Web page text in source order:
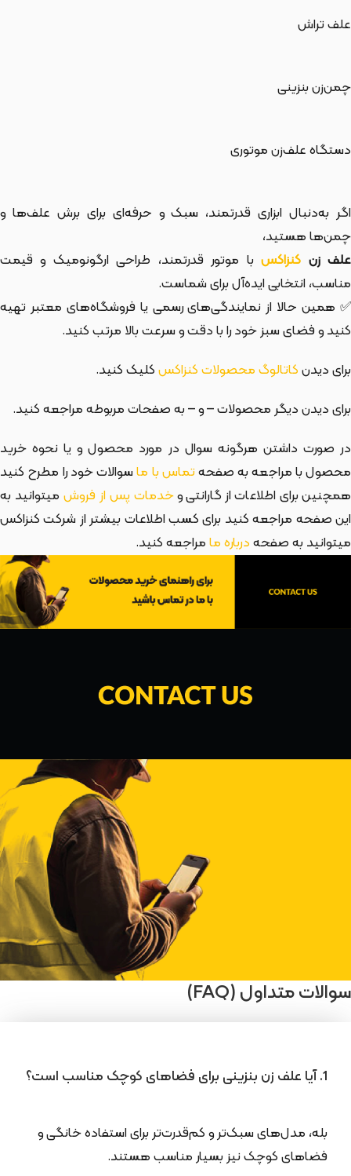
علف تراش
چمن‌زن بنزینی
دستگاه علف‌زن موتوری
اگر به‌دنبال ابزاری قدرتمند، سبک و حرفه‌ای برای برش علف‌ها و
چمن‌ها هستید،
علف زن کنزاکسبا موتور قدرتمند، طراحی ارگونومیک و قیمت
مناسب، انتخابی ایده‌آل برای شماست.
✅ همین حالا از نمایندگی‌های رسمی یا فروشگاه‌های معتبر تهیه
کنید و فضای سبز خود را با دقت و سرعت بالا مرتب کنید.
برای دیدنکاتالوگ محصولات کنزاکسکلیک کنید.
برای دیدن دیگر محصولات– و– به صفحات مربوطه مراجعه کنید.
در صورت داشتن هرگونه سوال در مورد محصول و یا نحوه خرید
محصول با مراجعه به صفحهتماس با ماسوالات خود را مطرح کنید
همچنین برای اطلاعات از گارانتی وخدمات پس از فروش میتوانید به
این صفحه مراجعه کنید برای کسب اطلاعات بیشتر از شرکت کنزاکس
میتوانید به صفحهدرباره مامراجعه کنید.
سوالات متداول (FAQ)
1. آیا علف زن بنزینی برای فضاهای کوچک مناسب است؟
بله، مدل‌های سبک‌تر و کم‌قدرت‌تر برای استفاده خانگی و
فضاهای کوچک نیز بسیار مناسب هستند.